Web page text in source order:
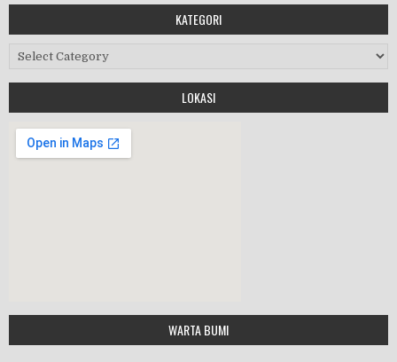
Workshop Perangkat 2019
HALAL BIHALAL
KATEGORI
Kategori
LOKASI
Google Maps Generator by
embedgooglemap.net
WARTA BUMI